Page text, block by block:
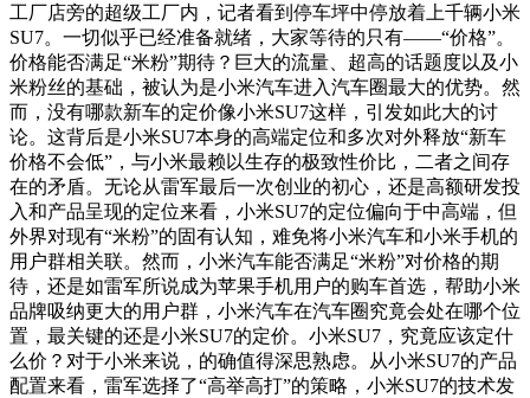
工厂店旁的超级工厂内，记者看到停车坪中停放着上千辆小米
SU7。一切似乎已经准备就绪，大家等待的只有——“价格”。
价格能否满足“米粉”期待？巨大的流量、超高的话题度以及小
米粉丝的基础，被认为是小米汽车进入汽车圈最大的优势。然
而，没有哪款新车的定价像小米SU7这样，引发如此大的讨
论。这背后是小米SU7本身的高端定位和多次对外释放“新车
价格不会低”，与小米最赖以生存的极致性价比，二者之间存
在的矛盾。无论从雷军最后一次创业的初心，还是高额研发投
入和产品呈现的定位来看，小米SU7的定位偏向于中高端，但
外界对现有“米粉”的固有认知，难免将小米汽车和小米手机的
用户群相关联。然而，小米汽车能否满足“米粉”对价格的期
待，还是如雷军所说成为苹果手机用户的购车首选，帮助小米
品牌吸纳更大的用户群，小米汽车在汽车圈究竟会处在哪个位
置，最关键的还是小米SU7的定价。小米SU7，究竟应该定什
么价？对于小米来说，的确值得深思熟虑。从小米SU7的产品
配置来看，雷军选择了“高举高打”的策略，小米SU7的技术发